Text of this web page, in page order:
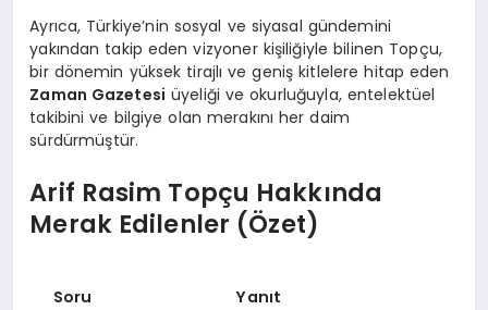
Ayrıca, Türkiye’nin sosyal ve siyasal gündemini
yakından takip eden vizyoner kişiliğiyle bilinen Topçu,
bir dönemin yüksek tirajlı ve geniş kitlelere hitap eden
Zaman Gazetesi üyeliği ve okurluğuyla, entelektüel
takibini ve bilgiye olan merakını her daim
sürdürmüştür.
Arif Rasim Topçu Hakkında
Merak Edilenler (Özet)
Soru Yanıt